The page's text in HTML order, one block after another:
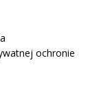
ochronie